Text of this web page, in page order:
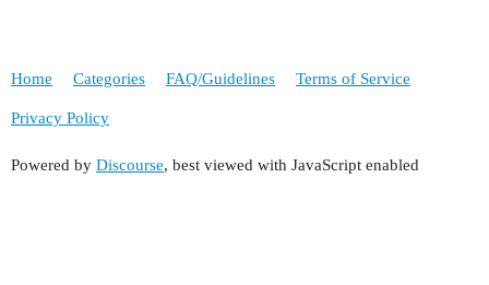
Home Categories FAQ/Guidelines Terms of Service
Privacy Policy
Powered by Discourse, best viewed with JavaScript enabled